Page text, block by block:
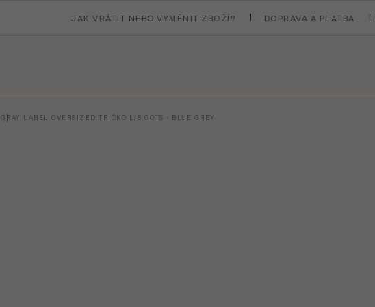
JAK VRÁTIT NEBO VYMĚNIT ZBOŽÍ? DOPRAVA A PLATBA
GRAY LABEL OVERSIZED TRIČKO L/S GOTS - BLUE GREY